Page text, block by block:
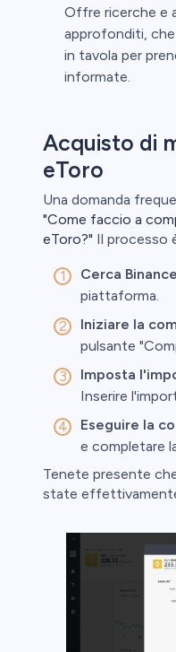
Offre ricerche e
approfonditi,
in tavola per
informate.
Acquisto di
eToro
Una domanda
"Come faccio a
eToro?" Il processo
Cerca
piattaforma.
Iniziare la
pulsante
Imposta
Inserire
Eseguire la
e completare
Tenete presente
state